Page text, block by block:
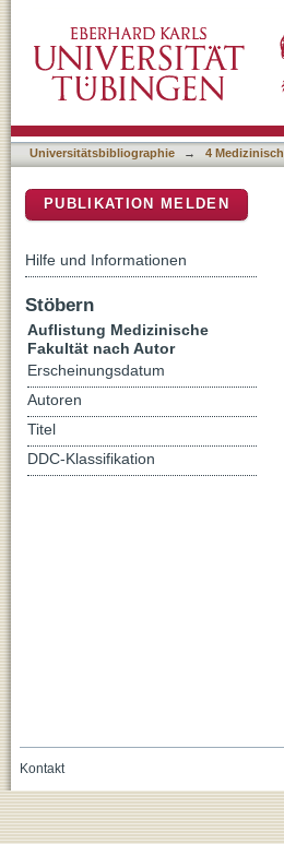
Universitätsbibliographie → 4
PUBLIKATION MELDEN
Hilfe und Informationen
Stöbern
Auflistung Medizinische
Fakultät nach Autor
Erscheinungsdatum
Autoren
Titel
DDC-Klassifikation
Kontakt